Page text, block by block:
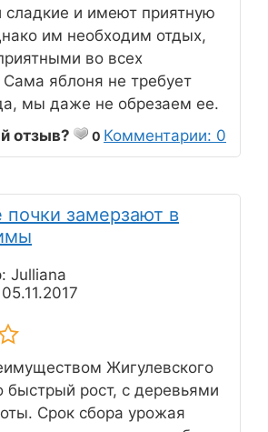
сладкие и имеют приятную
им необходим отдых,
во всех
яблоня не требует
мы даже не обрезаем ее.
отзыв?
0 Комментарии: 0
почки замерзают в
Julliana
Жигулевского
быстрый рост, с деревьями
Срок сбора урожая